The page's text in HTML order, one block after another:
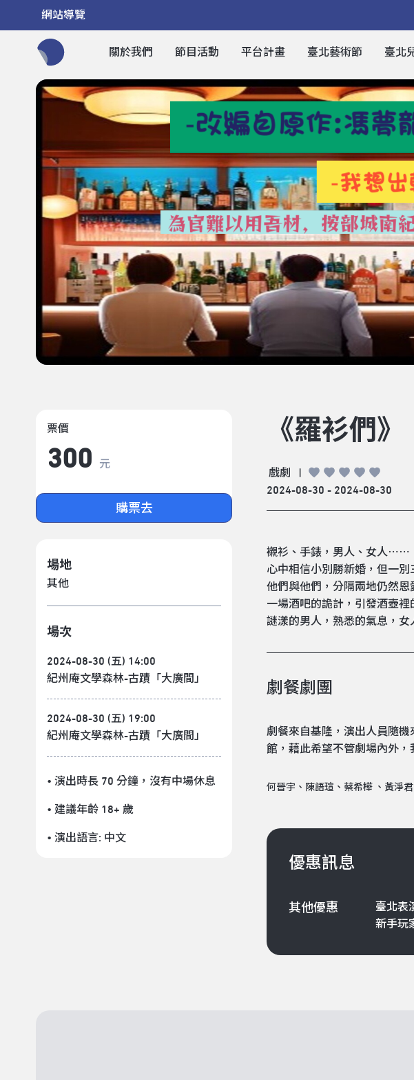
網站導覽
關於我們 節目活動 平台計畫 臺北藝術節 臺北
票價
300 元
購票去
場地
其他
場次
2024-08-30 (五) 14:00
紀州庵文學森林-古蹟「大廣間」
2024-08-30 (五) 19:00
紀州庵文學森林-古蹟「大廣間」
• 演出時長 70 分鐘 ，沒有中場休息
• 建議年齡 18+ 歲
• 演出語言: 中文
《羅衫們》
戲劇
2024-08-30 - 2024-08-30
襯衫、手錶，男人、女人⋯⋯
心中相信小別勝新婚，但一別
他們與他們，分隔兩地仍然恩
一場酒吧的詭計，引發酒壺裡
謎漾的男人，熟悉的氣息，女
劇餐劇團
劇餐來自基隆，演出人員隨
館，藉此希望不管劇場內外，
何晉宇、陳語瑄、蔡希樺 、黃淨
優惠訊息
其他優惠
臺北表
新手玩